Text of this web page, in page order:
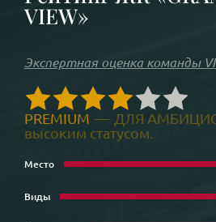
VIEW»
Экспертная оценка команды
PREMIUM — ДЛЯ
высоким статусом.
Место
Виды